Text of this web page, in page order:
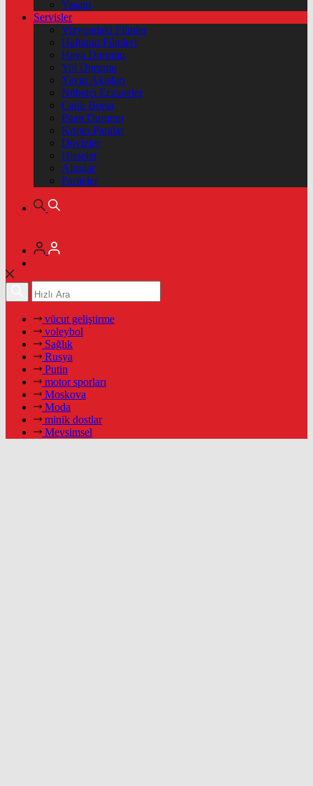
Yaşam
Servisler
Vizyondaki Filmler
Haftanin Filmleri
Hava Durumu
Yol Durumu
Yayın Akışları
Nöbetçi Eczaneler
Canlı Borsa
Puan Durumu
Kripto Paralar
Dövizler
Hisseler
Altınlar
Pariteler
vücut geliştirme
voleybol
Sağlık
Rusya
Putin
motor sporları
Moskova
Moda
minik dostlar
Mevsimsel